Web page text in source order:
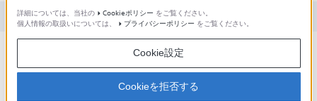
対象製品カテゴリー・製品
タッチパッドの感度を変更したいです。
詳細については、当社の
Cookieポリシー をご覧ください。
個人情報の取扱いについては、
プライバシーポリシー をご覧ください。
Cookie設定
Cookieを拒否する